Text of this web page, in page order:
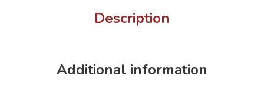
Description
Additional information